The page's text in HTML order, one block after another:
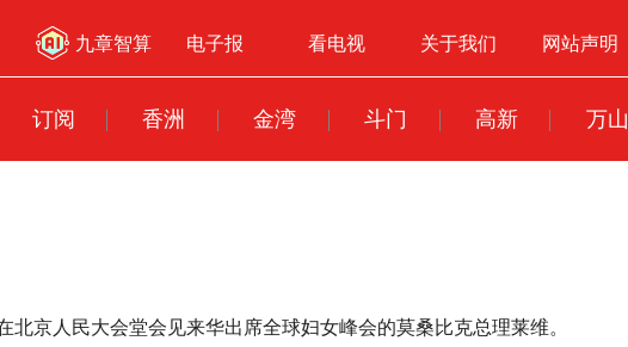
九章智算 电子报 看电视 关于我们 网站声明
订阅 香洲 金湾 斗门 高新 万山
京人民大会堂会见来华出席全球妇女峰会的莫桑比克总理莱维。